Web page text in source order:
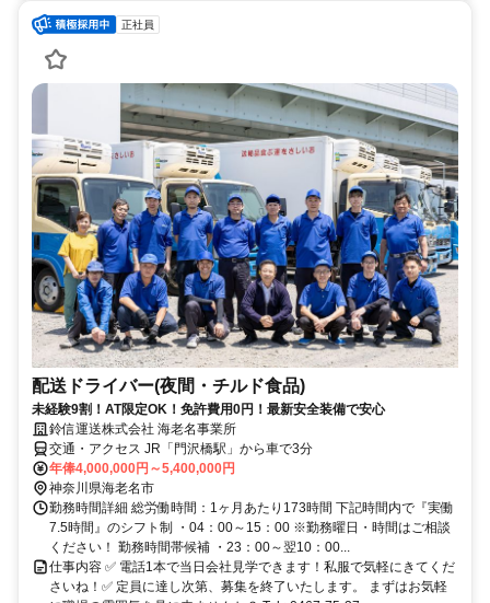
正社員
配送ドライバー(夜間・チルド食品)
未経験9割！AT限定OK！免許費用0円！最新安全装備で安心
鈴信運送株式会社 海老名事業所
交通・アクセス JR「門沢橋駅」から車で3分
年俸4,000,000円～5,400,000円
神奈川県海老名市
勤務時間詳細 総労働時間：1ヶ月あたり173時間 下記時間内で『実働
7.5時間』のシフト制 ・04：00～15：00 ※勤務曜日・時間はご相談
ください！ 勤務時間帯候補 ・23：00～翌10：00...
仕事内容 ✅ 電話1本で当日会社見学できます！私服で気軽にきてくだ
さいね！✅ 定員に達し次第、募集を終了いたします。 まずはお気軽